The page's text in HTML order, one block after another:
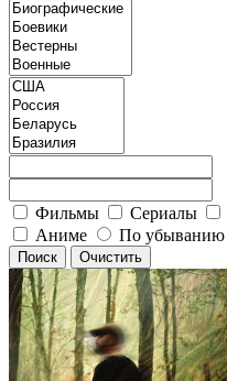
Фильмы Сериалы
Аниме
По убыванию